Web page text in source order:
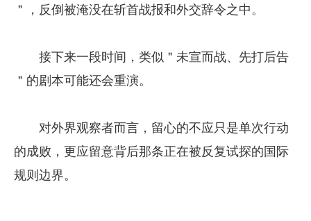
＂，反倒被淹没在斩首战报和外交辞令之中。
接下来一段时间，类似＂未宣而战、先打后告
＂的剧本可能还会重演。
对外界观察者而言，留心的不应只是单次行动
的成败，更应留意背后那条正在被反复试探的国际
规则边界。